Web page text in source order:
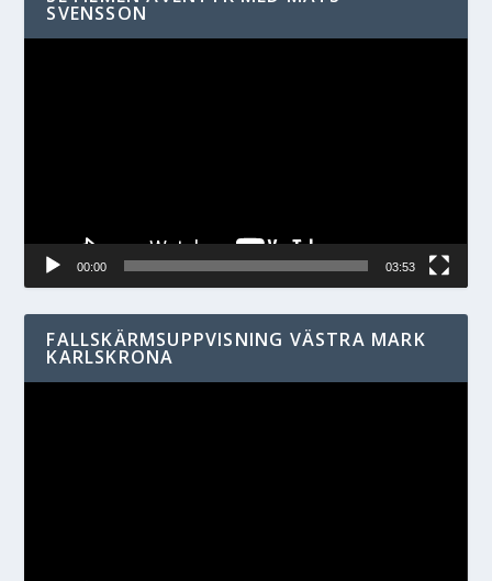
SVENSSON
00:00 03:53
FALLSKÄRMSUPPVISNING VÄSTRA MARK
KARLSKRONA